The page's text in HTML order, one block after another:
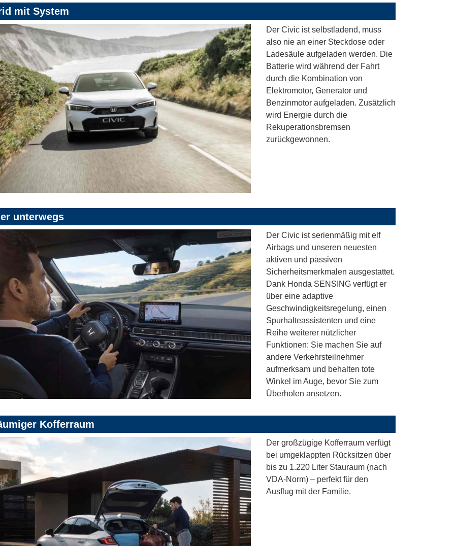
mit System
Der Civic ist selbstladend, muss
also nie an einer Steckdose oder
Ladesäule aufgeladen werden. Die
Batterie wird während der Fahrt
durch die Kombination von
Elektromotor, Generator und
Benzinmotor aufgeladen. Zusätzlich
wird Energie durch die
Rekuperationsbremsen
zurückgewonnen.
unterwegs
Der Civic ist serienmäßig mit elf
Airbags und unseren neuesten
aktiven und passiven
Sicherheitsmerkmalen ausgestattet.
Dank Honda SENSING verfügt er
über eine adaptive
Geschwindigkeitsregelung, einen
Spurhalteassistenten und eine
Reihe weiterer nützlicher
Funktionen: Sie machen Sie auf
andere Verkehrsteilnehmer
aufmerksam und behalten tote
Winkel im Auge, bevor Sie zum
Überholen ansetzen.
Kofferraum
Der großzügige Kofferraum verfügt
bei umgeklappten Rücksitzen über
bis zu 1.220 Liter Stauraum (nach
VDA-Norm) – perfekt für den
Ausflug mit der Familie.